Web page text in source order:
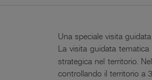
Una speciale visita
La visita guidata tematica
strategica nel territorio.
controllando il territorio a